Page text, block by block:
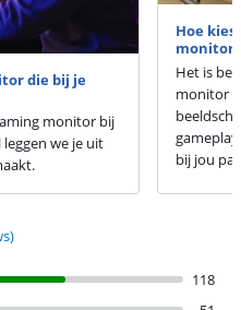
die bij je
monitor bij
we je uit
Hoe
monitor?
Het is
monitor
bij jou
181 reviews.
118